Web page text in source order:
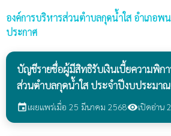
องค์การบริหารส่วนตำบลกุดน้ำใส อำเภอพ
ประกาศ
บัญชีรายชื่อผู้มีสิทธิรับเงินเบี้ยความพิก
ส่วนตำบลกุดน้ำใส ประจำปีงบประมา
eventเผยแพร่เมื่อ 25 มีนาคม 2568visibilityเปิดอ่าน